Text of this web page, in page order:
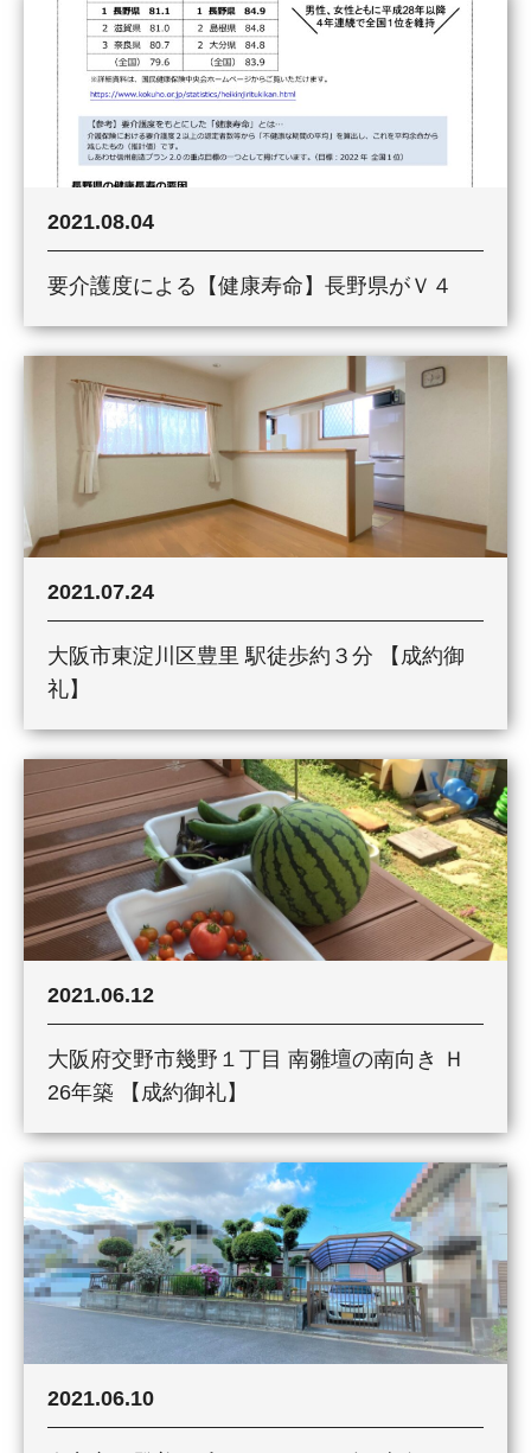
2021.08.04
要介護度による【健康寿命】長野県がＶ４
2021.07.24
大阪市東淀川区豊里 駅徒歩約３分 【成約御
礼】
2021.06.12
大阪府交野市幾野１丁目 南雛壇の南向き Ｈ
26年築 【成約御礼】
2021.06.10